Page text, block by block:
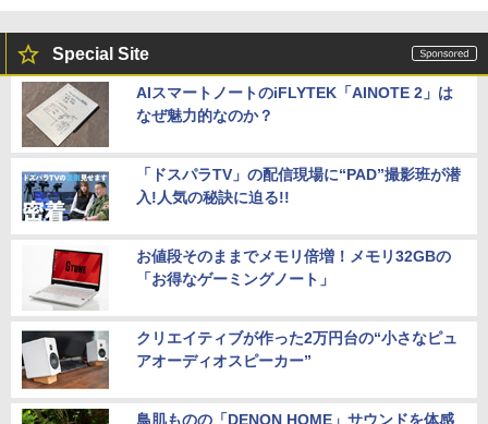
Special Site
AIスマートノートのiFLYTEK「AINOTE 2」は
なぜ魅力的なのか？
「ドスパラTV」の配信現場に“PAD”撮影班が潜
入!人気の秘訣に迫る!!
お値段そのままでメモリ倍増！メモリ32GBの
「お得なゲーミングノート」
クリエイティブが作った2万円台の“小さなピュ
アオーディオスピーカー”
鳥肌ものの「DENON HOME」サウンドを体感